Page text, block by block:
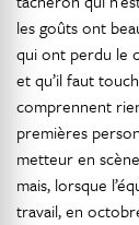
les goûts ont
qui ont perdu le
et qu’il faut
comprennent
premières
metteur en
mais, lorsque
travail, en